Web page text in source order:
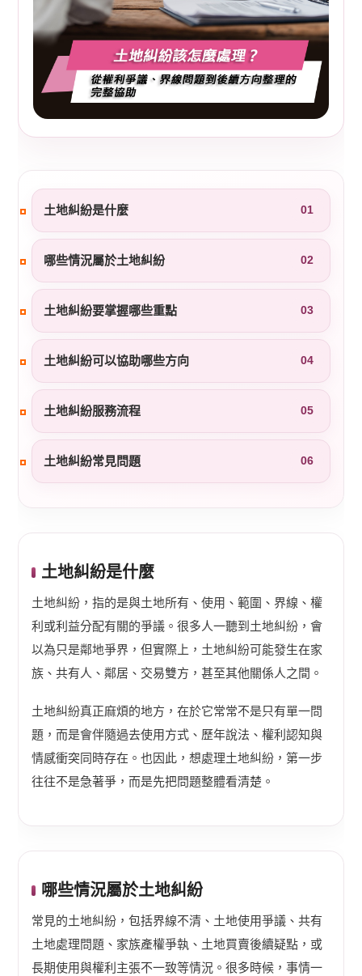
土地糾紛是什麼 01
哪些情況屬於土地糾紛 02
土地糾紛要掌握哪些重點 03
土地糾紛可以協助哪些方向 04
土地糾紛服務流程 05
土地糾紛常見問題 06
土地糾紛是什麼
土地糾紛，指的是與土地所有、使用、範圍、界線、權
利或利益分配有關的爭議。很多人一聽到土地糾紛，會
以為只是鄰地爭界，但實際上，土地糾紛可能發生在家
族、共有人、鄰居、交易雙方，甚至其他關係人之間。
土地糾紛真正麻煩的地方，在於它常常不是只有單一問
題，而是會伴隨過去使用方式、歷年說法、權利認知與
情感衝突同時存在。也因此，想處理土地糾紛，第一步
往往不是急著爭，而是先把問題整體看清楚。
哪些情況屬於土地糾紛
常見的土地糾紛，包括界線不清、土地使用爭議、共有
土地處理問題、家族產權爭執、土地買賣後續疑點，或
長期使用與權利主張不一致等情況。很多時候，事情一